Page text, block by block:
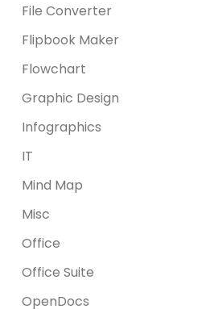
File Converter
Flipbook Maker
Flowchart
Graphic Design
Infographics
IT
Mind Map
Misc
Office
Office Suite
OpenDocs